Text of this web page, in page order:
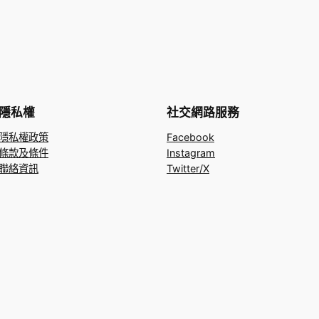
私權
私權政策
款及條件
絡資訊
社交網路服務
Facebook
Instagram
Twitter/X